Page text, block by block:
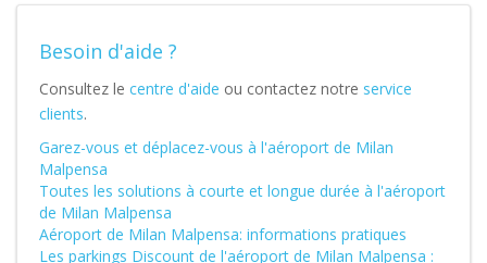
Besoin d'aide ?
Consultez le centre d'aide ou contactez notre service
clients.
Garez-vous et déplacez-vous à l'aéroport de Milan
Malpensa
Toutes les solutions à courte et longue durée à l'aéroport
de Milan Malpensa
Aéroport de Milan Malpensa: informations pratiques
Les parkings Discount de l'aéroport de Milan Malpensa :